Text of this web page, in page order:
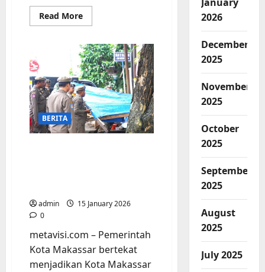
Read MoreRead
more
Penertiban
Bangunan
Liar
GOR
Sudiang,
Lalu
Lintas
kini
Lancar
Jaya
BERITA
admin
15 January 2026
0
metavisi.com – Pemerintah
Kota Makassar bertekat
menjadikan Kota Makassar
2026
December
2025
November
2025
October
2025
September
2025
August
2025
July 2025